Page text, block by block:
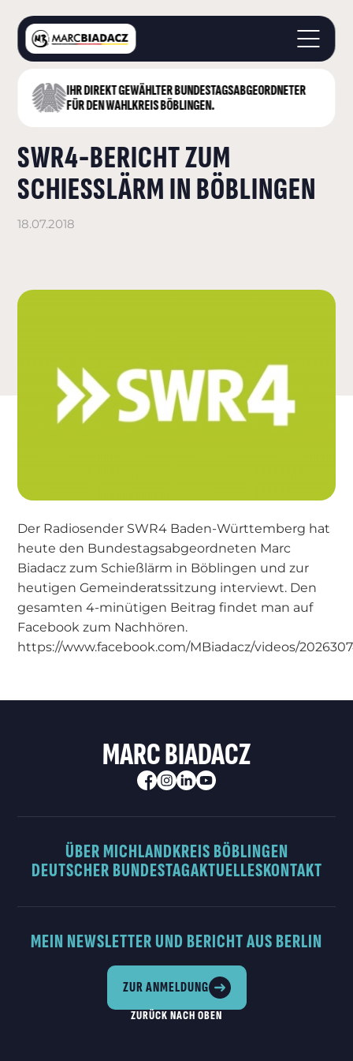
IHR DIREKT GEWÄHLTER BUNDESTAGS­ABGEORDNETER
FÜR DEN WAHLKREIS BÖBLINGEN.
STARTSEITE
LANDKREIS BÖBLINGEN
DEUTSCHER BUNDESTAG
AKTUELLES
SWR4-BERICHT ZUM
SCHIESSLÄRM IN BÖBLINGEN
18.07.2018
Der Radiosender SWR4 Baden-Württemberg hat
heute den Bundestagsabgeordneten Marc
Biadacz zum Schießlärm in Böblingen und zur
heutigen Gemeinderatssitzung interviewt. Den
gesamten 4-minütigen Beitrag findet man auf
Facebook zum Nachhören.
https://www.facebook.com/MBiadacz/videos/
MARC BIADACZ
ÜBER MICHLANDKREIS BÖBLINGEN
DEUTSCHER BUNDESTAGAKTUELLESKONTAKT
MEIN NEWSLETTER UND BERICHT AUS BERLIN
ZUR ANMELDUNG
ZURÜCK NACH OBEN